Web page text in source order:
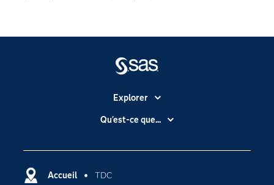
Accueil TDC
Explorer
Accessibilité
Carrières
Certifications
Qu'est-ce que...
Intelligence artificielle